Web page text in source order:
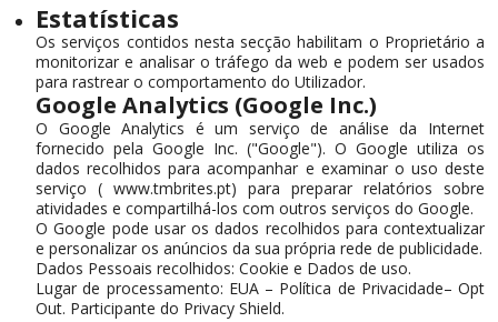
Estatísticas
Os serviços contidos nesta secção habilitam o Proprietário a
monitorizar e analisar o tráfego da web e podem ser usados
para rastrear o comportamento do Utilizador.
Google Analytics (Google Inc.)
O Google Analytics é um serviço de análise da Internet
fornecido pela Google Inc. ("Google"). O Google utiliza os
dados recolhidos para acompanhar e examinar o uso deste
serviço ( www.tmbrites.pt) para preparar relatórios sobre
atividades e compartilhá-los com outros serviços do Google.
O Google pode usar os dados recolhidos para contextualizar
e personalizar os anúncios da sua própria rede de publicidade.
Dados Pessoais recolhidos: Cookie e Dados de uso.
Lugar de processamento: EUA – Política de Privacidade– Opt
Out. Participante do Privacy Shield.